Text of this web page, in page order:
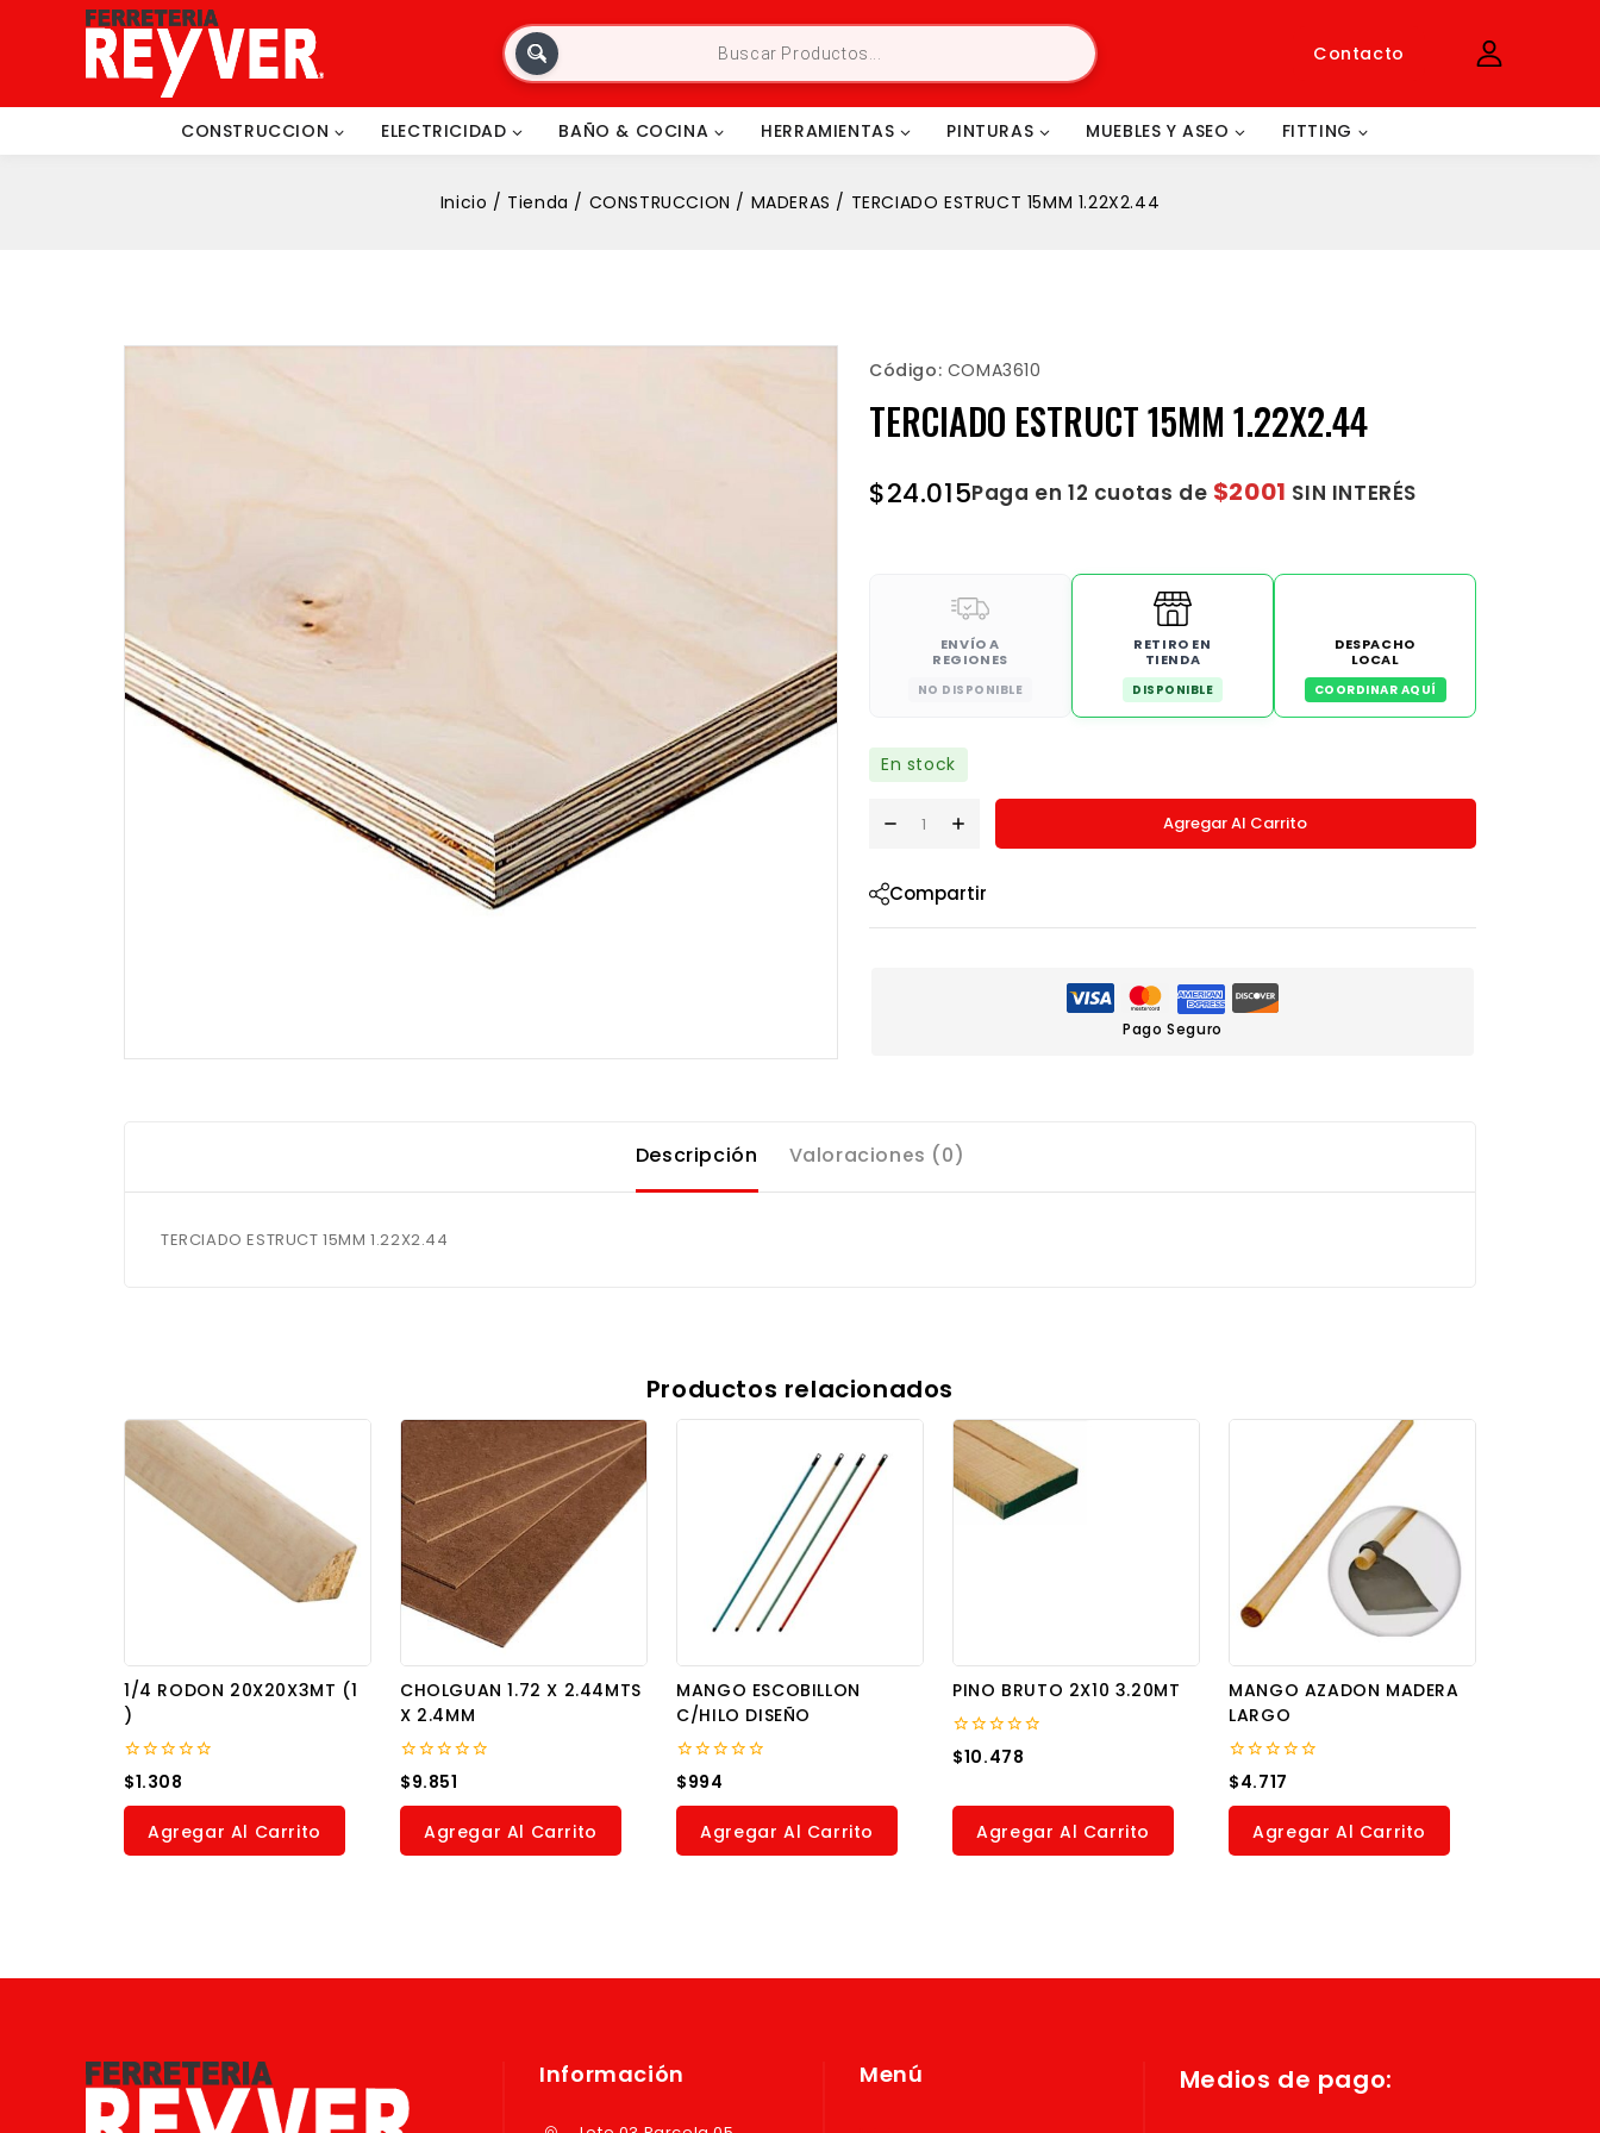
Contacto
CONSTRUCCION ELECTRICIDAD BAÑO & COCINA HERRAMIENTAS PINTURAS MUEBLES Y ASEO FITTING
Inicio / Tienda / CONSTRUCCION / MADERAS / TERCIADO ESTRUCT 15MM 1.22X2.44
Código: COMA3610
TERCIADO ESTRUCT 15MM 1.22X2.44
$24.015Paga en 12 cuotas de $2001 SIN INTERÉS
ENVÍO A
REGIONES
NO DISPONIBLE
RETIRO EN
TIENDA
DISPONIBLE
DESPACHO
LOCAL
COORDINAR AQUÍ
En stock
Agregar Al Carrito
Compartir
Pago Seguro
Descripción Valoraciones (0)
TERCIADO ESTRUCT 15MM 1.22X2.44
Productos relacionados
1/4 RODON 20X20X3MT (1
)
0
out
of
$1.308
Agregar Al Carrito
CHOLGUAN 1.72 X 2.44MTS
X 2.4MM
0
out
of
$9.851
Agregar Al Carrito
MANGO ESCOBILLON
C/HILO DISEÑO
0
out
of
$994
Agregar Al Carrito
PINO BRUTO 2X10 3.20MT
0
out
$10.478
Agregar Al Carrito
MANGO AZADON MADERA
LARGO
0
out
of
$4.717
Agregar Al Carrito
Información Menú Medios de pago: